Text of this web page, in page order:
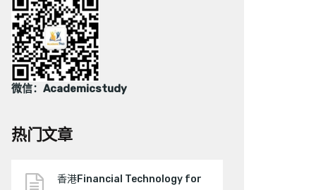
微信：Academicstudy
热门文章
香港Financial Technology for